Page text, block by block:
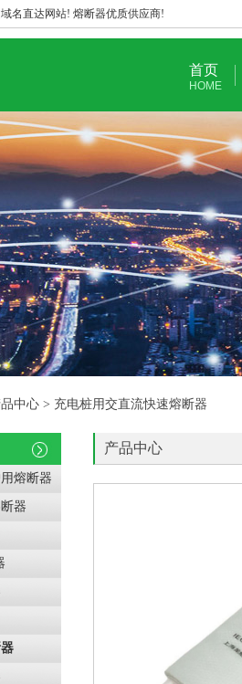
名直达网站! 熔断器优质供应商!
首页
HOME
中心 > 充电桩用交直流快速熔断器
熔断器
器
产品中心